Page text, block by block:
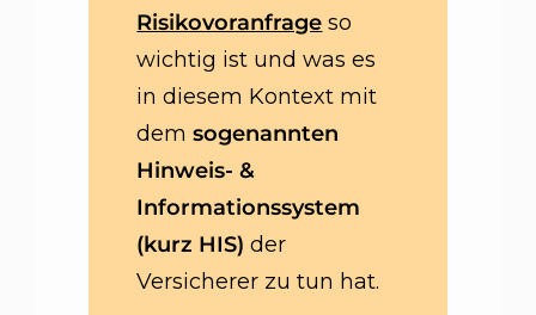
Risikovoranfrage so
wichtig ist und was es
in diesem Kontext mit
demsogenannten
Hinweis- &
Informationssystem
(kurz HIS)der
Versicherer zu tun hat.